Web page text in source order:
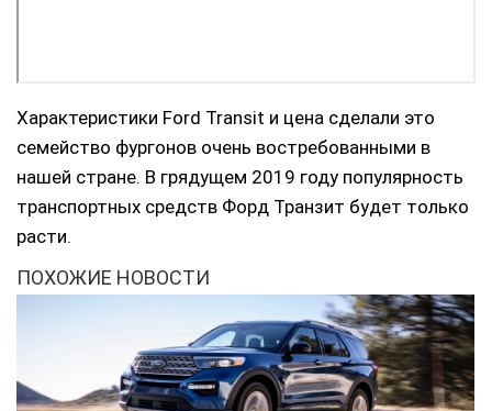
Характеристики Ford Transit и цена сделали это
семейство фургонов очень востребованными в
нашей стране. В грядущем 2019 году популярность
транспортных средств Форд Транзит будет только
расти.
ПОХОЖИЕ НОВОСТИ